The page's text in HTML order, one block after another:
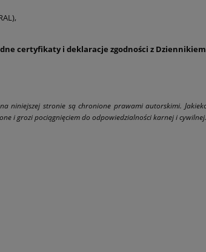
certyfikaty i deklaracje zgodności z Dziennikiem
niniejszej stronie są chronione prawami autorskimi.
i grozi pociągnięciem do odpowiedzialności karnej i cywilnej.